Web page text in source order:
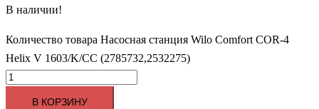
В наличии!
Количество товара Насосная станция Wilo Comfort COR-4
Helix V 1603/K/CC (2785732,2532275)
В КОРЗИНУ